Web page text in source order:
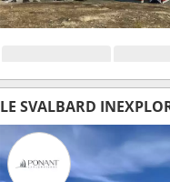
LE SVALBARD